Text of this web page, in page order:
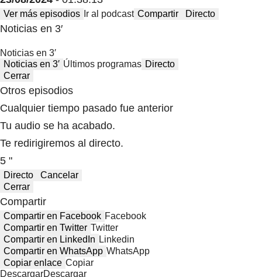
Ver más episodios Ir al podcast Compartir Directo
Noticias en 3′
Noticias en 3′
Noticias en 3′ Últimos programas Directo
Cerrar
Otros episodios
Cualquier tiempo pasado fue anterior
Tu audio se ha acabado.
Te redirigiremos al directo.
5 "
Directo
Cancelar
Cerrar
Compartir
Compartir en Facebook Facebook
Compartir en Twitter Twitter
Compartir en LinkedIn Linkedin
Compartir en WhatsApp WhatsApp
Copiar enlace Copiar
DescargarDescargar